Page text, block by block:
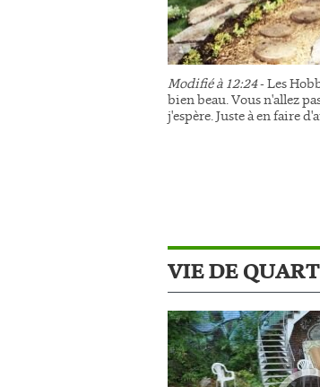
Modifié à 12:24- Les
bien beau. Vous n'allez
j'espère. Juste à en faire
VIE DE